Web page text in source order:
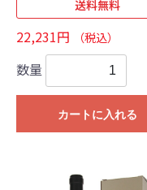
送料無料
22,231円 （税込）
数量
カートに入れる